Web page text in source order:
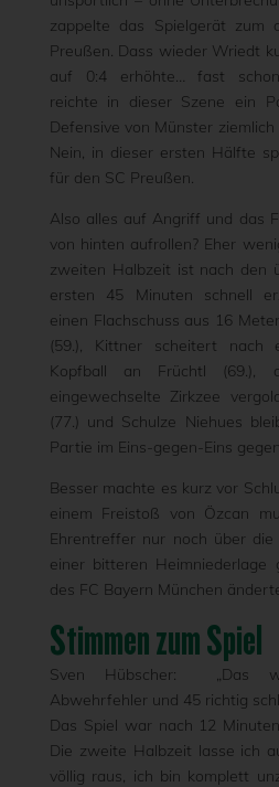
zappelte das Spielgerät zum
Preußen. Dass wieder Wriedt
auf 0:4 erhöhte… fast
reichte in dieser Szene ein
Defensive von Münster
Nein, in dieser ersten Hälfte
für den SC Preußen.
Also alles auf Angriff und das
von hinten aufrollen? Eher
zweiten Halbzeit ist nach den
ersten 45 Minuten schnell
einen Flachschuss aus 16
(59.), Kittner scheitert nach
Kopfball an Früchtl (69.),
eingewechselte Zirkzee
(77.) und Schulze Niehues
Partie im Eins-gegen-Eins
Besser machte es kurz vor
einem Freistoß von Özcan
Ehrentreffer nur noch über
einer bitteren Heimniederlage
des FC Bayern München
Stimmen zum Spiel
Sven Hübscher: „Das
Abwehrfehler und 45 richtig
Das Spiel war nach 12
Die zweite Halbzeit lasse ich
völlig raus, ich bin komplett